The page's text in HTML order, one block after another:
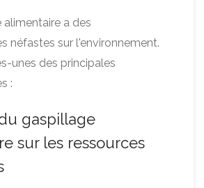
alimentaire a des
néfastes sur l'environnement.
unes des principales
:
gaspillage
sur les ressources